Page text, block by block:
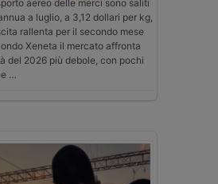
aereo delle merci sono saliti
a luglio, a 3,12 dollari per kg,
rallenta per il secondo mese
Xeneta il mercato affronta
del 2026 più debole, con pochi
…